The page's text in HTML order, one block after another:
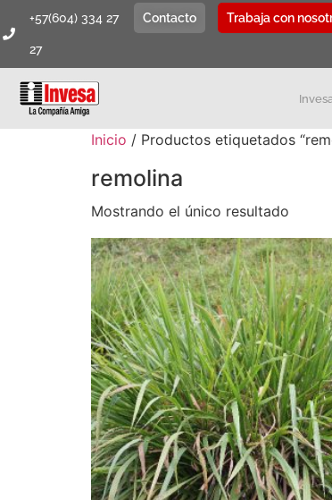
+57(604) 334 27
27
Contacto Trabaja con
Inicio / Productos etiquetados
remolina
Mostrando el único resultado